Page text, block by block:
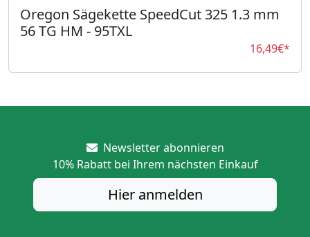
Oregon Sägekette SpeedCut 325 1.3 mm
56 TG HM - 95TXL
16,49€*
Newsletter abonnieren
10%Rabatt bei Ihrem nächsten Einkauf
Hier anmelden